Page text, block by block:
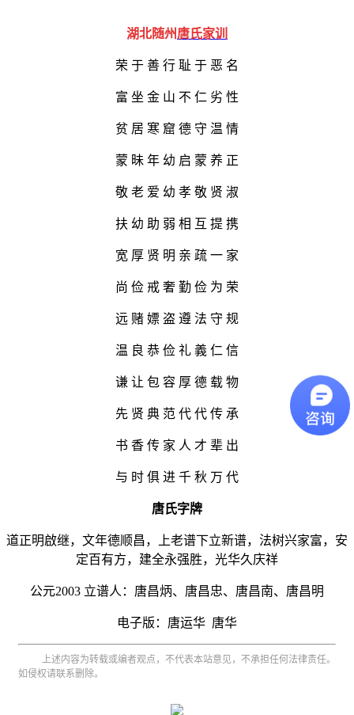
湖北随州唐氏家训
荣 于 善 行 耻 于 恶 名
富 坐 金 山 不 仁 劣 性
贫 居 寒 窟 德 守 温 情
蒙 昧 年 幼 启 蒙 养 正
敬 老 爱 幼 孝 敬 贤 淑
扶 幼 助 弱 相 互 提 携
宽 厚 贤 明 亲 疏 一 家
尚 俭 戒 奢 勤 俭 为 荣
远 赌 嫖 盗 遵 法 守 规
温 良 恭 俭 礼 義 仁 信
谦 让 包 容 厚 德 载 物
先 贤 典 范 代 代 传 承
书 香 传 家 人 才 辈 出
与 时 俱 进 千 秋 万 代
唐氏字牌
道正明啟继，文年德顺昌，上老谱下立新谱，法树兴家富，安
定百有方，建全永强胜，光华久庆祥
公元2003 立谱人：唐昌炳、唐昌忠、唐昌南、唐昌明
电子版：唐运华 唐华
上述内容为转载或编者观点，不代表本站意见，不承担任何法律责任。
如侵权请联系删除。